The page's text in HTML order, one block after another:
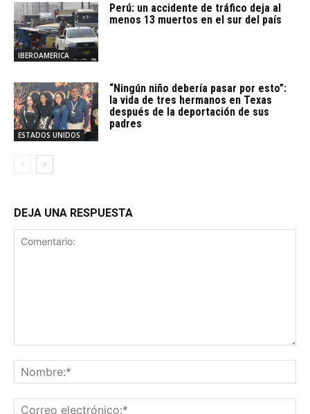
IBEROAMERICA
Perú: un accidente de tráfico deja al
menos 13 muertos en el sur del país
ESTADOS UNIDOS
“Ningún niño debería pasar por esto”:
la vida de tres hermanos en Texas
después de la deportación de sus
padres
DEJA UNA RESPUESTA